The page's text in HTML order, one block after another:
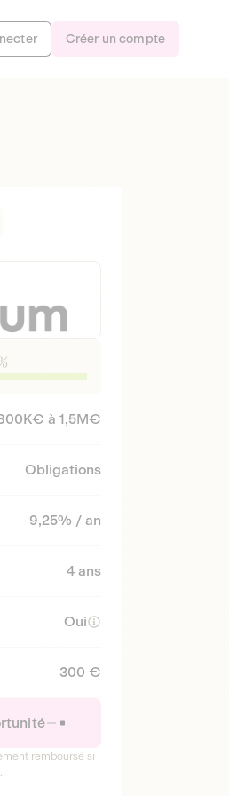
Créer un compte
à 1,5M€
Obligations
9,25% / an
4 ans
Oui
300 €
remboursé si